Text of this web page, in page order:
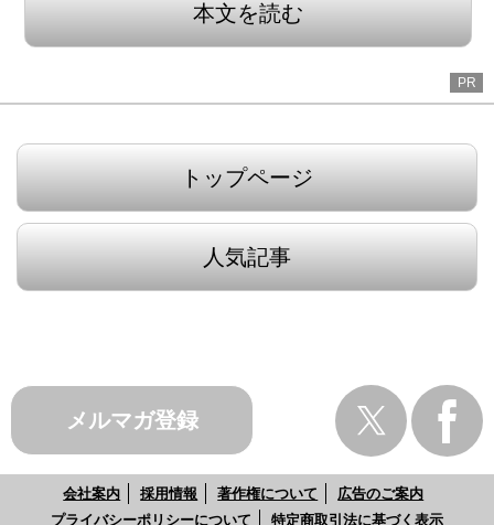
本文を読む
PR
トップページ
人気記事
メルマガ登録
会社案内 採用情報 著作権について
広告のご案内
プライバシーポリシーについて
特定商取引法に基づく表示